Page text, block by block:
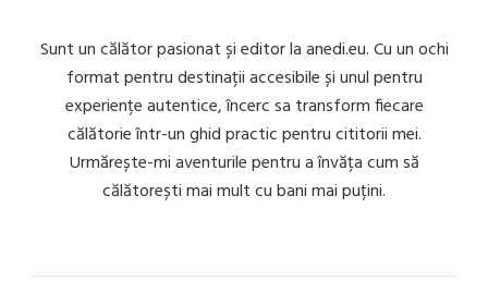
Sunt un călător pasionat și editor la anedi.eu. Cu un ochi
format pentru destinații accesibile și unul pentru
experiențe autentice, încerc sa transform fiecare
călătorie într-un ghid practic pentru cititorii mei.
Urmărește-mi aventurile pentru a învăța cum să
călătorești mai mult cu bani mai puțini.